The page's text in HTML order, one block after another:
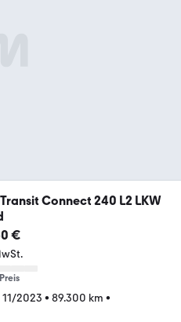
Connect 240 L2 LKW
€
11/2023 • 89.300 km •